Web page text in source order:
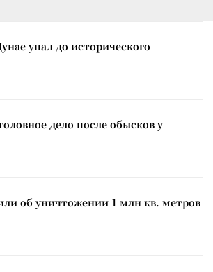
упал до исторического
дело после обысков у
об уничтожении 1 млн кв. метров